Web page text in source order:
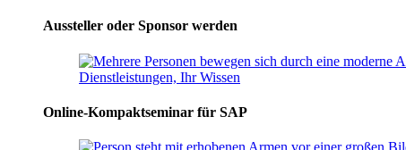
Aussteller oder Sponsor werden
Online-Kompaktseminar für SAP